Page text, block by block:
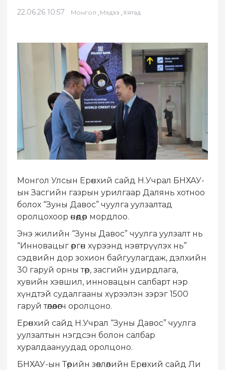
22.06.26 10:57 Монгол , Мэдээ , Хятад
Монгол Улсын Ерөнхий сайд Н.Учрал БНХАУ-
ын Засгийн газрын урилгаар Далянь хотноо
болох “Зуны Давос” чуулга уулзалтад
оролцохоор өнөөдөр мордлоо.
Энэ жилийн “Зуны Давос” чуулга уулзалт нь
“Инновацыг өргөн хүрээнд нэвтрүүлэх нь”
сэдвийн дор зохион байгуулагдаж, дэлхийн
30 гаруй орны төр, засгийн удирдлага,
хувийн хэвшил, инновацын салбарт нэр
хүндтэй судалгааны хүрээлэн зэрэг 1500
гаруй төлөөлөгч оролцоно.
Ерөнхий сайд Н.Учрал “Зуны Давос” чуулга
уулзалтын нэгдсэн болон салбар
хуралдаануудад оролцоно.
БНХАУ-ын Төрийн зөвлөлийн Ерөнхий сайд Ли